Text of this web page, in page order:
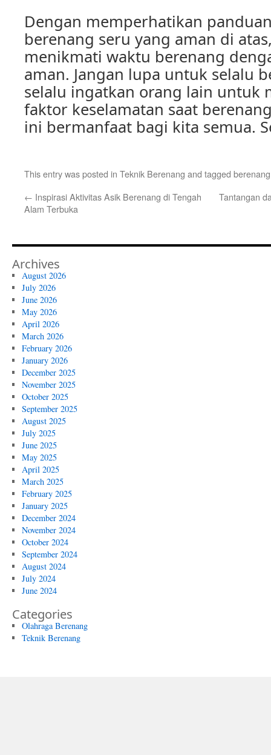
Dengan memperhatikan
berenang seru yang aman di
menikmati waktu berenang
aman. Jangan lupa untuk selalu
selalu ingatkan orang lain untuk
faktor keselamatan saat
ini bermanfaat bagi kita semua.
This entry was posted in Teknik Berenang and tagged
← Inspirasi Aktivitas Asik Berenang di Tengah
Alam Terbuka
Tantangan
Archives
August 2026
July 2026
June 2026
May 2026
April 2026
March 2026
February 2026
January 2026
December 2025
November 2025
October 2025
September 2025
August 2025
July 2025
June 2025
May 2025
April 2025
March 2025
February 2025
January 2025
December 2024
November 2024
October 2024
September 2024
August 2024
July 2024
June 2024
Categories
Olahraga Berenang
Teknik Berenang